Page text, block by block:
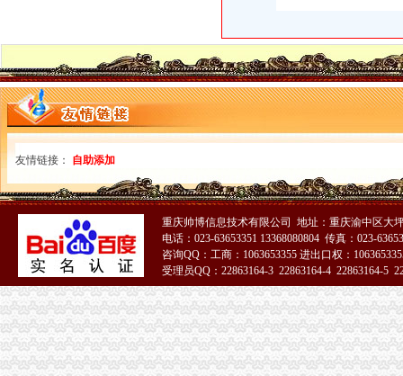
淮北市大学城移动通讯代理店_【信用信息_诉讼信息_财务信息_注册信
大学校园成无证经营“区”食品安全存在忧-营业执照,仓山区
【58同城】廊坊代办工商执照
请问在松江大学城那里开个格子铺要办理营业执照吗？销售产品呢？
【纳税人营业执照信息】赶集网
重庆沙坪坝大学城代办工商执照/注册|重庆列表网
【图】沙坪坝大学城片区公司注册代办营业执照_重庆工商注册_重庆列
淮北市大学城移动通讯代理店_【信用信息_诉讼信息_财务信息_注册信
专业代办营业执照\公司注册\增资\企业变更_志趣网
广州大学城附近刻章番禺大学城新立协会刻章广州专业刻章公司代办_
【广州大学城专项审批|专项审计|专项审批代理公司】-广州赶集网
【快递公司营业执照信息】赶集网
一带一路论坛开幕,我司已获得代理记账许可证书。大学城工商注册-
大学城代办营业执照
长安代办营业执照长安一般纳税人价格|长安代办营业执照长安一般纳税
【金域名都代理记账找王琛琛三证合一代办营业执照靠谱】-江西师
友情链接： 自助添加
重庆帅博信息技术有限公司 地址：重庆渝中区大
电话：023-63653351 13368080804 传真：023-
咨询QQ：工商：1063653355 进出口权：
受理员QQ：22863164-3 22863164-4 22863164-5
51La